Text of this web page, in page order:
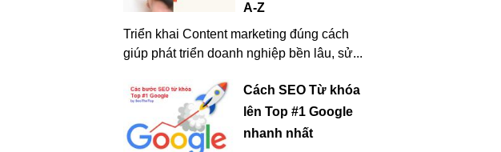
A-Z
Triển khai Content marketing đúng cách
giúp phát triển doanh nghiệp bền lâu, sử...
Cách SEO Từ khóa
lên Top #1 Google
nhanh nhất